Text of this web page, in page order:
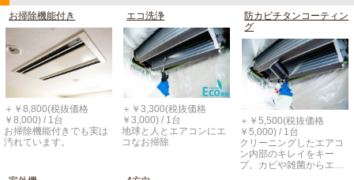
お掃除機能付き
＋￥8,800(税抜価格
￥8,000) / 1台
お掃除機能付きでも実は
汚れています。
エコ洗浄
＋￥3,300(税抜価格
￥3,000) / 1台
地球と人とエアコンにエ
コなお掃除
防カビチタンコーティン
グ
＋￥5,500(税抜価格
￥5,000) / 1台
クリーニングしたエアコ
ン内部のキレイをキー
プ。カビや雑菌からエ…